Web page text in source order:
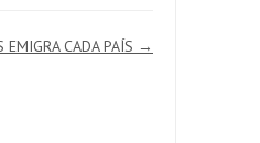
EMIGRA CADA PAÍS →